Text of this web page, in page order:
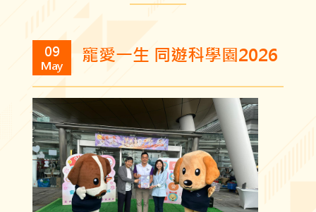
09
May 寵愛一生 同遊科學園2026